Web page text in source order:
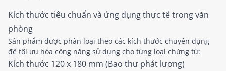
Kích thước tiêu chuẩn và ứng dụng thực tế trong văn
phòng
Sản phẩm được phân loại theo các kích thước chuyên dụng
để tối ưu hóa công năng sử dụng cho từng loại chứng từ:
Kích thước 120 x 180 mm (Bao thư phát lương)